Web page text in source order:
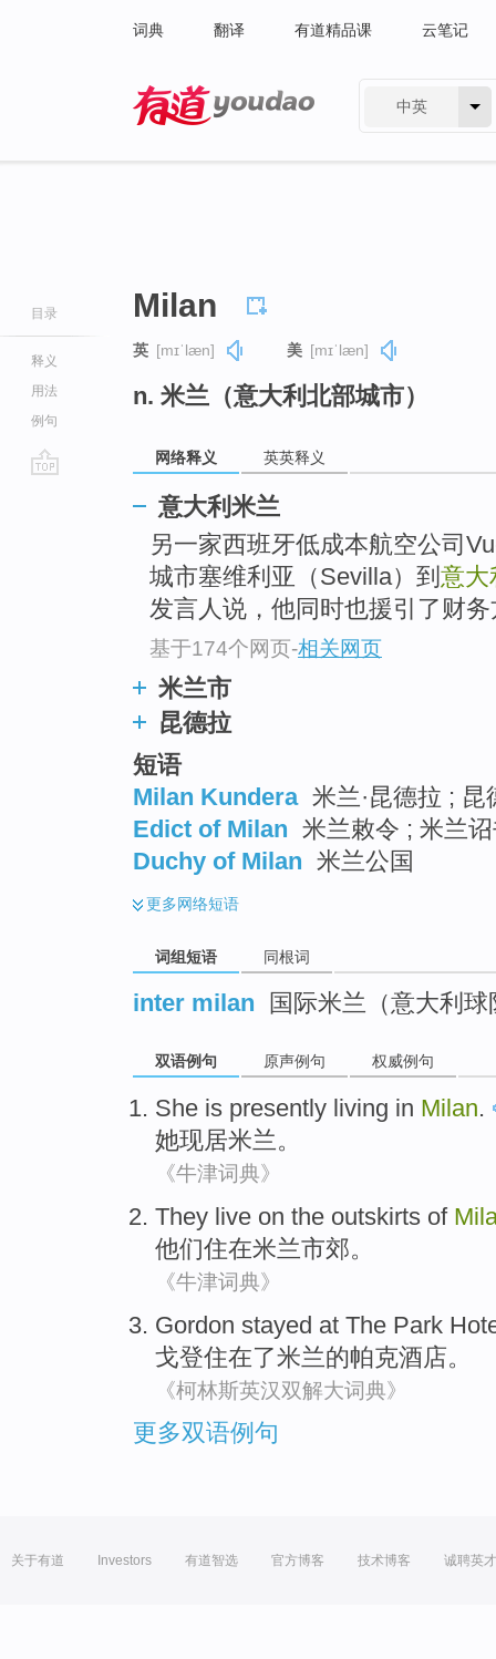
词典 翻译 有道精品课 云笔记
中英
目录
释义
用法
例句
Milan
英 [mɪˈlæn] 美 [mɪˈlæn]
n. 米兰（意大利北部城市）
网络释义 英英释义
意大利米兰
另一家西班牙低成本航空公司
城市塞维利亚（Sevilla）到 意大
发言人说，他同时也援引了财
基于174个网页-相关网页
米兰市
昆德拉
短语
Milan Kundera 米兰·昆德拉 ;
Edict of Milan 米兰敕令 ; 米兰
Duchy of Milan 米兰公国
更多网络短语
词组短语 同根词
inter milan 国际米兰（意大利
双语例句 原声例句 权威例句
She is presently living in Milan.
她现居米兰。
《牛津词典》
They live on the outskirts of
他们住在米兰市郊。
《牛津词典》
Gordon stayed at The Park
戈登住在了米兰的帕克酒店。
《柯林斯英汉双解大词典》
更多双语例句
关于有道 Investors 有道智选 官方博客 技术博客 诚聘英才